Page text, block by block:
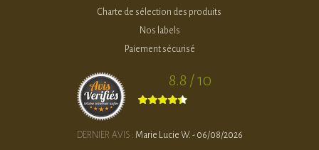
Charte de sélection des produits
Nos labels
Paiement sécurisé
8.8 / 10
DERNIER AVIS : Marie Lucie W. - 06/08/2026